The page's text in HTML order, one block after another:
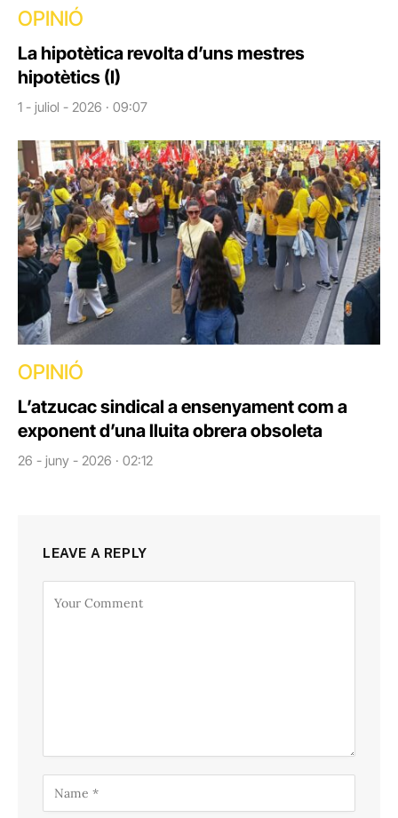
OPINIÓ
La hipotètica revolta d’uns mestres
hipotètics (I)
1 - juliol - 2026 · 09:07
OPINIÓ
L’atzucac sindical a ensenyament com a
exponent d’una lluita obrera obsoleta
26 - juny - 2026 · 02:12
LEAVE A REPLY